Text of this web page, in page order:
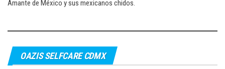
Amante de México y sus mexicanos chidos.
OAZIS SELFCARE CDMX